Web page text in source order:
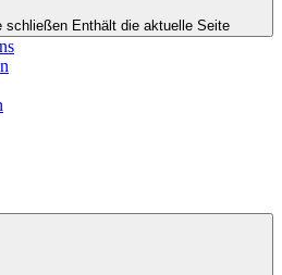
schließen Enthält die aktuelle Seite